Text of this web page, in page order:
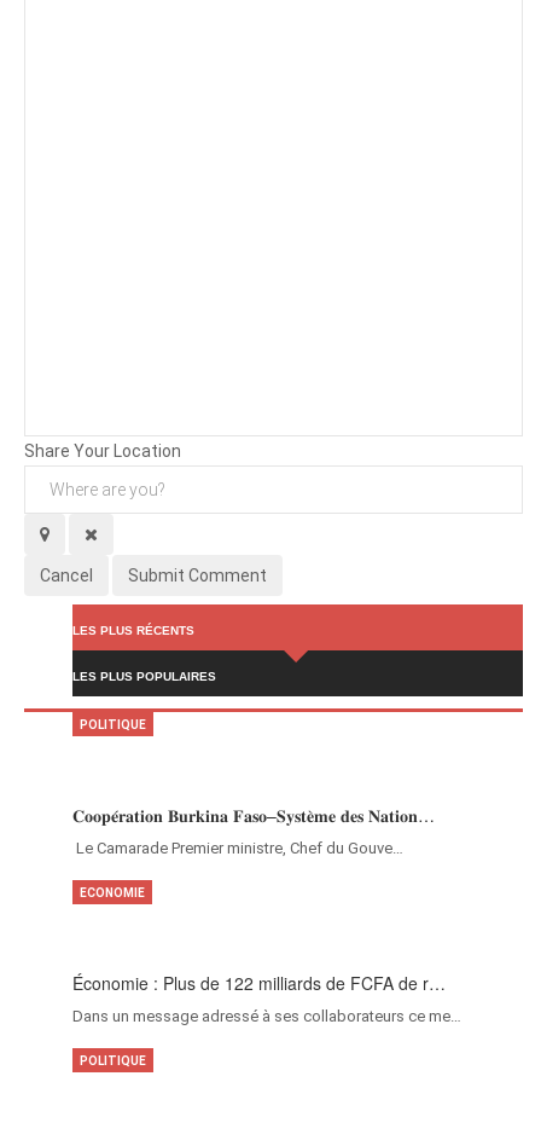
Share Your Location
Cancel Submit Comment
LES PLUS RÉCENTS
LES PLUS POPULAIRES
𝐂𝐨𝐨𝐩𝐞́𝐫𝐚𝐭𝐢𝐨𝐧 𝐁𝐮𝐫𝐤𝐢𝐧𝐚 𝐅𝐚𝐬𝐨–𝐒𝐲𝐬𝐭𝐞̀𝐦𝐞 𝐝𝐞𝐬 𝐍𝐚𝐭𝐢𝐨𝐧…
‎Le Camarade Premier ministre, Chef du Gouve…
POLITIQUE
Économie : Plus de 122 milliards de FCFA de r…
Dans un message adressé à ses collaborateurs ce me…
ECONOMIE
POLITIQUE